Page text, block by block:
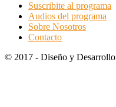
Suscribite al programa
Audios del programa
Sobre Nosotros
Contacto
© 2017 - Diseño y Desarrollo